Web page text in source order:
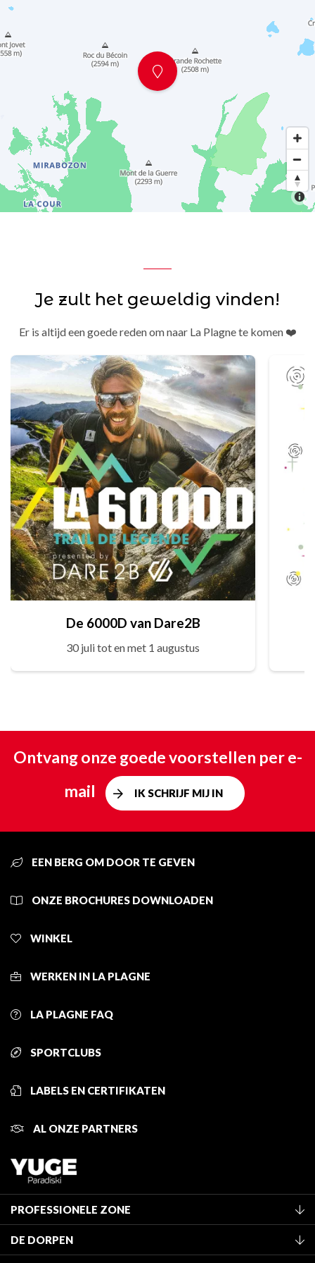
Je zult het geweldig vinden!
Er is altijd een goede reden om naar La Plagne te komen ❤️
De 6000D van Dare2B
30 juli tot en met 1 augustus
Ontvang onze goede voorstellen per e-
mail
IK SCHRIJF MIJ IN
EEN BERG OM DOOR TE GEVEN
ONZE BROCHURES DOWNLOADEN
WINKEL
WERKEN IN LA PLAGNE
LA PLAGNE FAQ
SPORTCLUBS
LABELS EN CERTIFIKATEN
AL ONZE PARTNERS
PROFESSIONELE ZONE
Classificatie van de gemeubileerde accommodaties
DE DORPEN